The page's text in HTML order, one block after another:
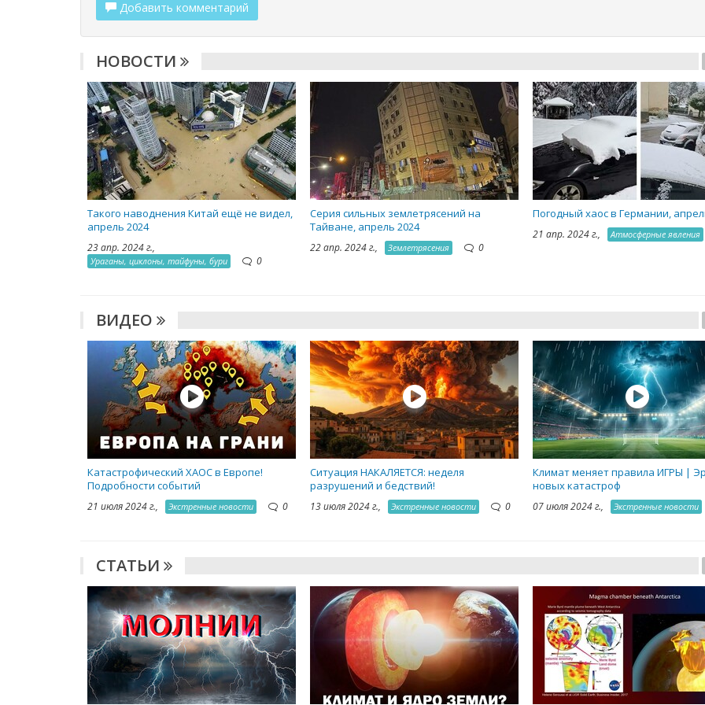
Добавить комментарий
НОВОСТИ
Такого наводнения Китай ещё не видел,
апрель 2024
23 апр. 2024 г.,
Ураганы, циклоны, тайфуны, бури 0
Серия сильных землетрясений на
Тайване, апрель 2024
22 апр. 2024 г., Землетрясения 0
Погодный хаос в Германии,
21 апр. 2024 г., Атмосферные явления
ВИДЕО
Катастрофический ХАОС в Европе!
Подробности событий
21 июля 2024 г., Экстренные новости 0
Ситуация НАКАЛЯЕТСЯ: неделя
разрушений и бедствий!
13 июля 2024 г., Экстренные новости 0
Климат меняет правила ИГРЫ |
новых катастроф
07 июля 2024 г., Экстренные новости
СТАТЬИ